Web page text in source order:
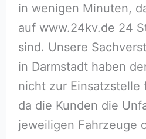
in wenigen Minuten,
auf www.24kv.de 24
sind. Unsere
in Darmstadt haben
nicht zur Einsatzstelle
da die Kunden die
jeweiligen Fahrzeuge